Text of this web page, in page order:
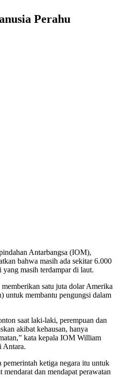
Perahu
Antarbangsa (IOM),
bahwa masih ada sekitar 6.000
yang masih terdampar di laut.
satu juta dolar Amerika
untuk membantu pengungsi dalam
saat laki-laki, perempuan dan
akibat kehausan, hanya
kata kepala IOM William
Antara.
ketiga negara itu untuk
dan mendapat perawatan